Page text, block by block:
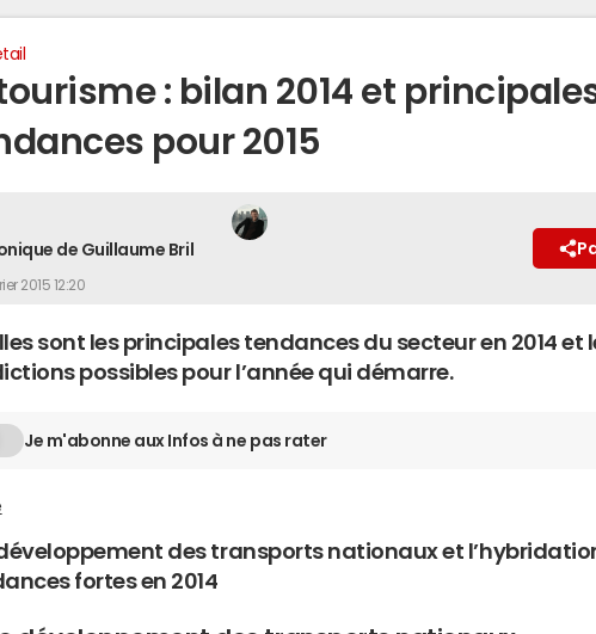
: bilan 2014 et
pour 2015
de Guillaume Bril
2015 12:20
sont les principales tendances du secteur en 2014 et
possibles pour l’année qui démarre.
Je m'abonne aux Infos à ne pas rater
développement des transports nationaux et
fortes en 2014